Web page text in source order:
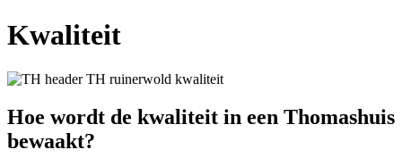
Kwaliteit
Hoe wordt de kwaliteit in een Thomashuis
bewaakt?